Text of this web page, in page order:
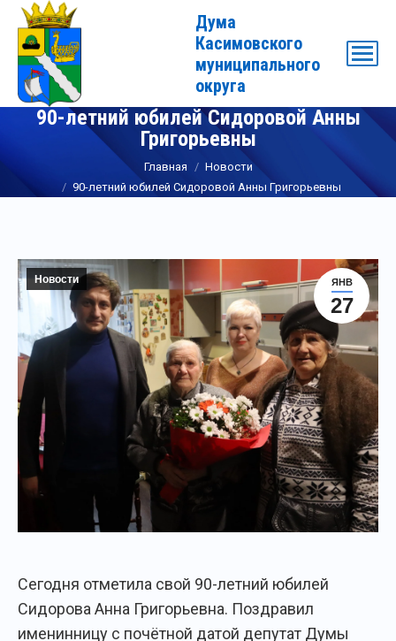
Дума
Касимовского
муниципального
округа
90-летний юбилей Сидоровой Анны
Григорьевны
Главная
Новости
90-летний юбилей Сидоровой Анны Григорьевны
ЯНВ
27
Новости
Сегодня отметила свой 90-летний юбилей
Сидорова Анна Григорьевна. Поздравил
именинницу с почётной датой депутат Думы